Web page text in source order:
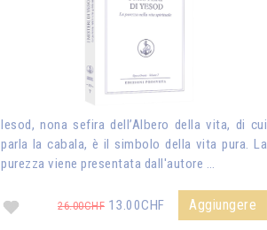
Iesod, nona sefira dell’Albero della vita, di cui
parla la cabala, è il simbolo della vita pura. La
purezza viene presentata dall'autore …
26.00CHF 13.00CHF Aggiungere